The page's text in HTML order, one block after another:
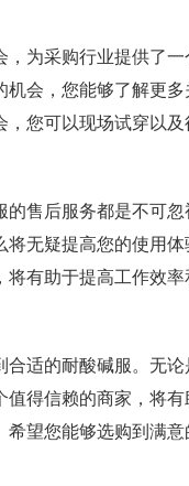
为采购行业提供了
会，您能够了解更
您可以现场试穿以及
售后服务都是不可
无疑提高您的使用
有助于提高工作效率
适的耐酸碱服。无
得信赖的商家，将
望您能够选购到满意